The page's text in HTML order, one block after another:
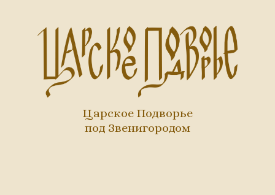
Царское Подворье
под Звенигородом